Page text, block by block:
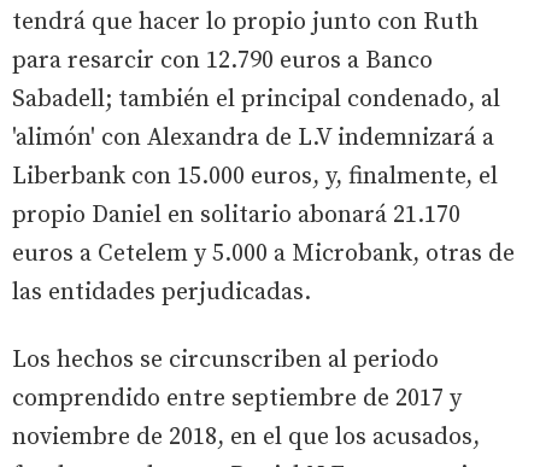
tendrá que hacer lo propio junto con Ruth
para resarcir con 12.790 euros a Banco
Sabadell; también el principal condenado, al
'alimón' con Alexandra de L.V indemnizará a
Liberbank con 15.000 euros, y, finalmente, el
propio Daniel en solitario abonará 21.170
euros a Cetelem y 5.000 a Microbank, otras de
las entidades perjudicadas.
Los hechos se circunscriben al periodo
comprendido entre septiembre de 2017 y
noviembre de 2018, en el que los acusados,